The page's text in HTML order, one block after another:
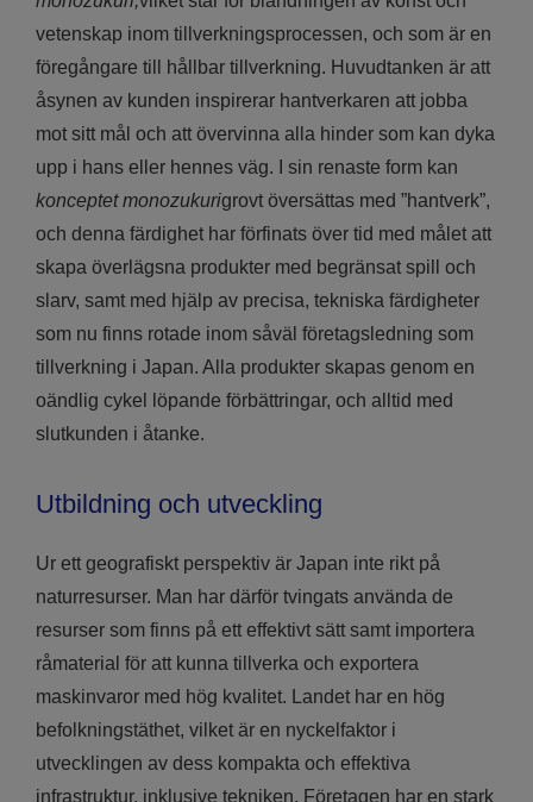
vetenskap inom tillverkningsprocessen, och som är en
föregångare till hållbar tillverkning. Huvudtanken är att
åsynen av kunden inspirerar hantverkaren att jobba
mot sitt mål och att övervinna alla hinder som kan dyka
upp i hans eller hennes väg. I sin renaste form kan
konceptet monozukurigrovt översättas med ”hantverk”,
och denna färdighet har förfinats över tid med målet att
skapa överlägsna produkter med begränsat spill och
slarv, samt med hjälp av precisa, tekniska färdigheter
som nu finns rotade inom såväl företagsledning som
tillverkning i Japan. Alla produkter skapas genom en
oändlig cykel löpande förbättringar, och alltid med
slutkunden i åtanke.
Utbildning och utveckling
Ur ett geografiskt perspektiv är Japan inte rikt på
naturresurser. Man har därför tvingats använda de
resurser som finns på ett effektivt sätt samt importera
råmaterial för att kunna tillverka och exportera
maskinvaror med hög kvalitet. Landet har en hög
befolkningstäthet, vilket är en nyckelfaktor i
utvecklingen av dess kompakta och effektiva
infrastruktur, inklusive tekniken. Företagen har en stark